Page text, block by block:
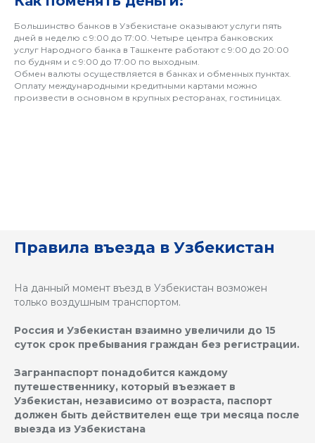
Большинство банков в Узбекистане оказывают услуги пять
дней в неделю с 9:00 до 17:00. Четыре центра банковских
услуг Народного банка в Ташкенте работают с 9:00 до 20:00
по будням и с 9:00 до 17:00 по выходным.
Обмен валюты осуществляется в банках и обменных пунктах.
Оплату международными кредитными картами можно
произвести в основном в крупных ресторанах, гостиницах.
Правила въезда в Узбекистан
На данный момент въезд в Узбекистан возможен
только воздушным транспортом.
Россия и Узбекистан взаимно увеличили до 15
суток срок пребывания граждан без регистрации.
Загранпаспорт понадобится каждому
путешественнику, который въезжает в
Узбекистан, независимо от возраста, паспорт
должен быть действителен еще три месяца после
выезда из Узбекистана